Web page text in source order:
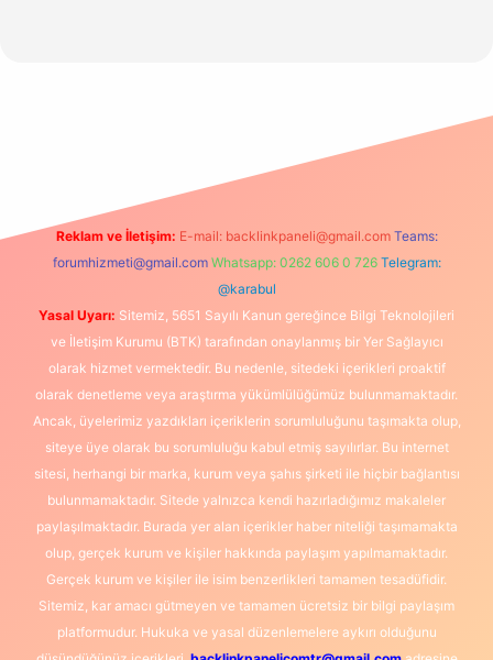
Reklam ve İletişim: E-mail: backlinkpaneli@gmail.com Teams:
forumhizmeti@gmail.com Whatsapp: 0262 606 0 726 Telegram:
@karabul
Yasal Uyarı: Sitemiz, 5651 Sayılı Kanun gereğince Bilgi Teknolojileri
ve İletişim Kurumu (BTK) tarafından onaylanmış bir Yer Sağlayıcı
olarak hizmet vermektedir. Bu nedenle, sitedeki içerikleri proaktif
olarak denetleme veya araştırma yükümlülüğümüz bulunmamaktadır.
Ancak, üyelerimiz yazdıkları içeriklerin sorumluluğunu taşımakta olup,
siteye üye olarak bu sorumluluğu kabul etmiş sayılırlar. Bu internet
sitesi, herhangi bir marka, kurum veya şahıs şirketi ile hiçbir bağlantısı
bulunmamaktadır. Sitede yalnızca kendi hazırladığımız makaleler
paylaşılmaktadır. Burada yer alan içerikler haber niteliği taşımamakta
olup, gerçek kurum ve kişiler hakkında paylaşım yapılmamaktadır.
Gerçek kurum ve kişiler ile isim benzerlikleri tamamen tesadüfidir.
Sitemiz, kar amacı gütmeyen ve tamamen ücretsiz bir bilgi paylaşım
platformudur. Hukuka ve yasal düzenlemelere aykırı olduğunu